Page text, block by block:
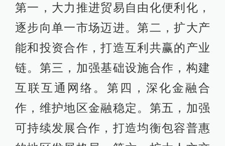
第一，大力推进贸易自由化便利化，
逐步向单一市场迈进。第二，扩大产
能和投资合作，打造互利共赢的产业
链。第三，加强基础设施合作，构建
互联互通网络。第四，深化金融合
作，维护地区金融稳定。第五，加强
可持续发展合作，打造均衡包容普惠